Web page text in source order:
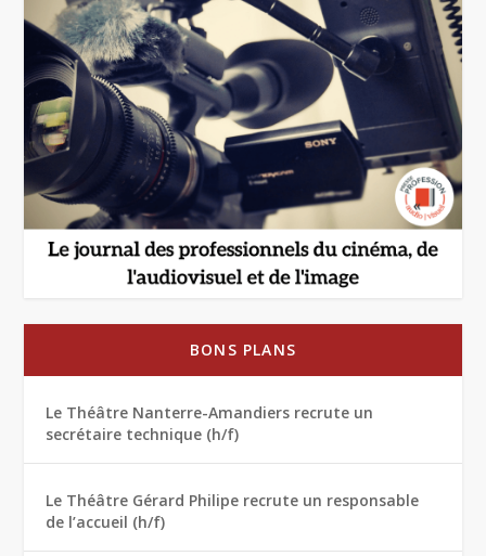
BONS PLANS
Le Théâtre Nanterre-Amandiers recrute un
secrétaire technique (h/f)
Le Théâtre Gérard Philipe recrute un responsable
de l’accueil (h/f)